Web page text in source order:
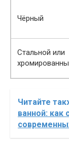
Чёрный
Стальной или
Читайте
ванной: как